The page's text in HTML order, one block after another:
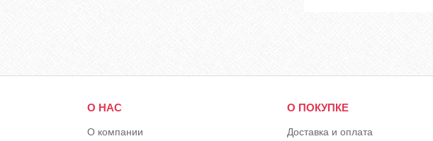
О НАС
О компании
О ПОКУПКЕ
Доставка и оплата